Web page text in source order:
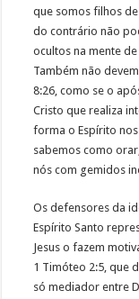
que somos filhos
do contrário não
ocultos na mente de
Também não
8:26, como se o
Cristo que realiza
forma o Espírito
sabemos como
nós com gemidos
Os defensores da
Espírito Santo
Jesus o fazem
1 Timóteo 2:5, que
só mediador entre